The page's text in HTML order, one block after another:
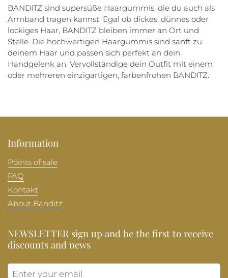
BANDITZ sind supersüße Haargummis, die du auch als
Armband tragen kannst. Egal ob dickes, dünnes oder
lockiges Haar, BANDITZ bleiben immer an Ort und
Stelle. Die hochwertigen Haargummis sind sanft zu
deinem Haar und passen sich perfekt an dein
Handgelenk an. Vervollständige dein Outfit mit einem
oder mehreren einzigartigen, farbenfrohen BANDITZ.
Information
Points of sale
FAQ
Kontakt
About Banditz
NEWSLETTER sign up and be the first to receive
discounts and news